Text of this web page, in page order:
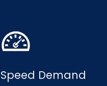
Speed Demand